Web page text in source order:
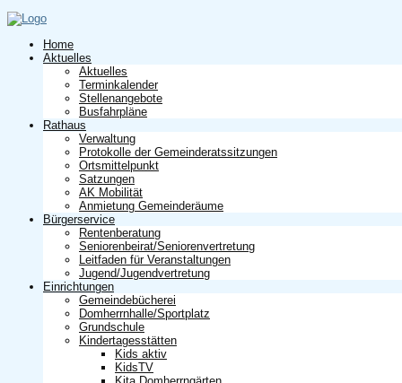
Home
Aktuelles
Aktuelles
Terminkalender
Stellenangebote
Busfahrpläne
Rathaus
Verwaltung
Protokolle der Gemeinderatssitzungen
Ortsmittelpunkt
Satzungen
AK Mobilität
Anmietung Gemeinderäume
Bürgerservice
Rentenberatung
Seniorenbeirat/Seniorenvertretung
Leitfaden für Veranstaltungen
Jugend/Jugendvertretung
Einrichtungen
Gemeindebücherei
Domherrnhalle/Sportplatz
Grundschule
Kindertagesstätten
Kids aktiv
KidsTV